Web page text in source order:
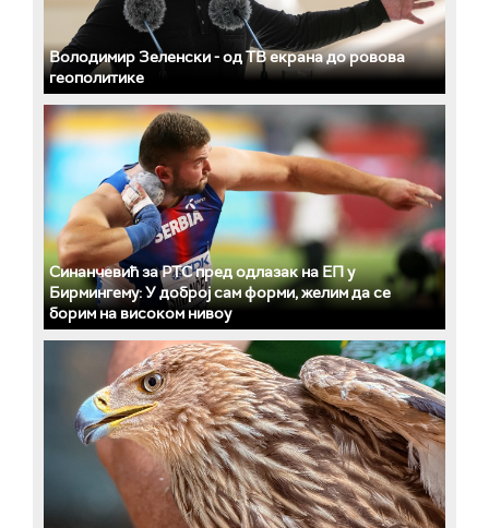
Володимир Зеленски - од ТВ екрана до ровова
геополитике
Синанчевић за РТС пред одлазак на ЕП у
Бирмингему: У доброј сам форми, желим да се
борим на високом нивоу